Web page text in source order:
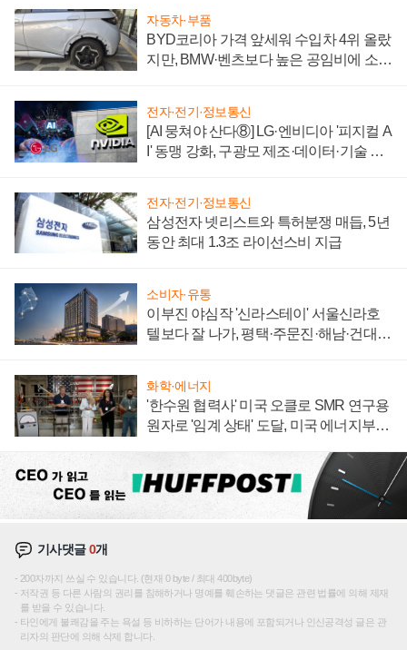
자동차·부품
BYD코리아 가격 앞세워 수입차 4위 올랐
지만, BMW·벤츠보다 높은 공임비에 소비
전자·전기·정보통신
[AI 뭉쳐야 산다⑧] LG·엔비디아 '피지컬 A
I' 동맹 강화, 구광모 제조·데이터·기술 결
전자·전기·정보통신
삼성전자 넷리스트와 특허분쟁 매듭, 5년
동안 최대 1.3조 라이선스비 지급
소비자·유통
이부진 야심작 '신라스테이' 서울신라호
텔보다 잘 나가, 평택·주문진·해남·건대로
화학·에너지
'한수원 협력사' 미국 오클로 SMR 연구용
원자로 '임계 상태' 도달, 미국 에너지부
기사댓글0개
200자까지 쓰실 수 있습니다. (현재 0 byte / 최대 400byte)
저작권 등 다른 사람의 권리를 침해하거나 명예를 훼손하는 댓글은 관련 법률에 의해 제재
를 받을 수 있습니다.
타인에게 불쾌감을 주는 욕설 등 비하하는 단어가 내용에 포함되거나 인신공격성 글은 관
리자의 판단에 의해 삭제 합니다.